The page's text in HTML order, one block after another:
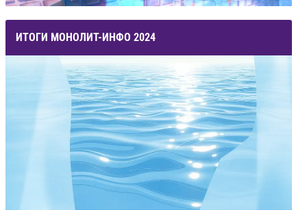
ИТОГИ МОНОЛИТ-ИНФО 2024